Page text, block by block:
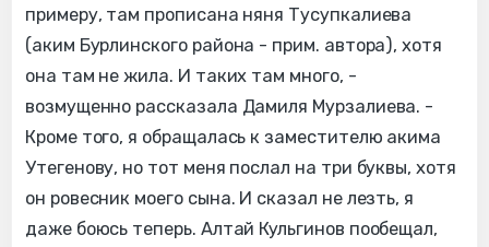
примеру, там прописана няня Тусупкалиева
(аким Бурлинского района - прим. автора), хотя
она там не жила. И таких там много, -
возмущенно рассказала Дамиля Мурзалиева. -
Кроме того, я обращалась к заместителю акима
Утегенову, но тот меня послал на три буквы, хотя
он ровесник моего сына. И сказал не лезть, я
даже боюсь теперь. Алтай Кульгинов пообещал,